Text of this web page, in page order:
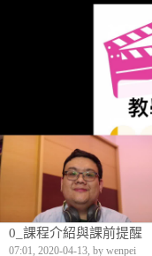
0_課程介紹與課前提醒
07:01, 2020-04-13, by wenpei